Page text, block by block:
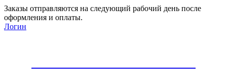
Заказы отправляются на следующий рабочий день после
оформления и оплаты.
Логин